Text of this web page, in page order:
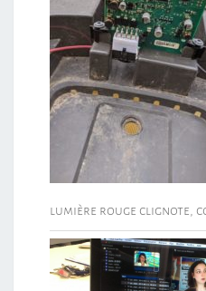
lumière rouge clignote,